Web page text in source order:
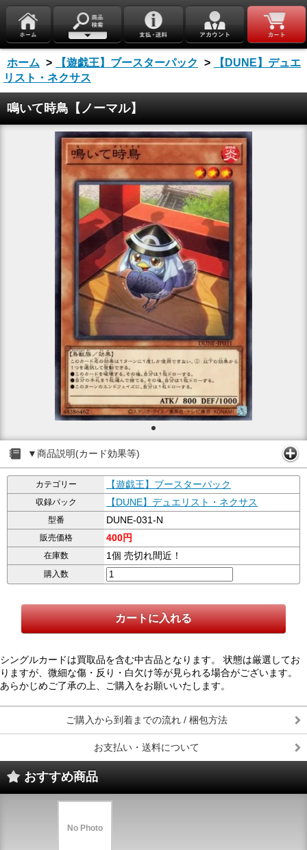
ホーム > 【遊戯王】ブースターパック >
【DUNE】デュエ
リスト・ネクサス
鳴いて時鳥【ノーマル】
▼商品説明(カード効果等)
カテゴリー 【遊戯王】ブースターパック
収録パック 【DUNE】デュエリスト・ネクサス
型番 DUNE-031-N
販売価格 400円
在庫数 1個 売切れ間近！
購入数
シングルカードは買取品を含む中古品となります。 状態は厳選してお
りますが、微細な傷・反り・白欠け等が見られる場合がございます。
あらかじめご了承の上、ご購入をお願いいたします。
ご購入から到着までの流れ / 梱包方法
お支払い・送料について
おすすめ商品
No Photo